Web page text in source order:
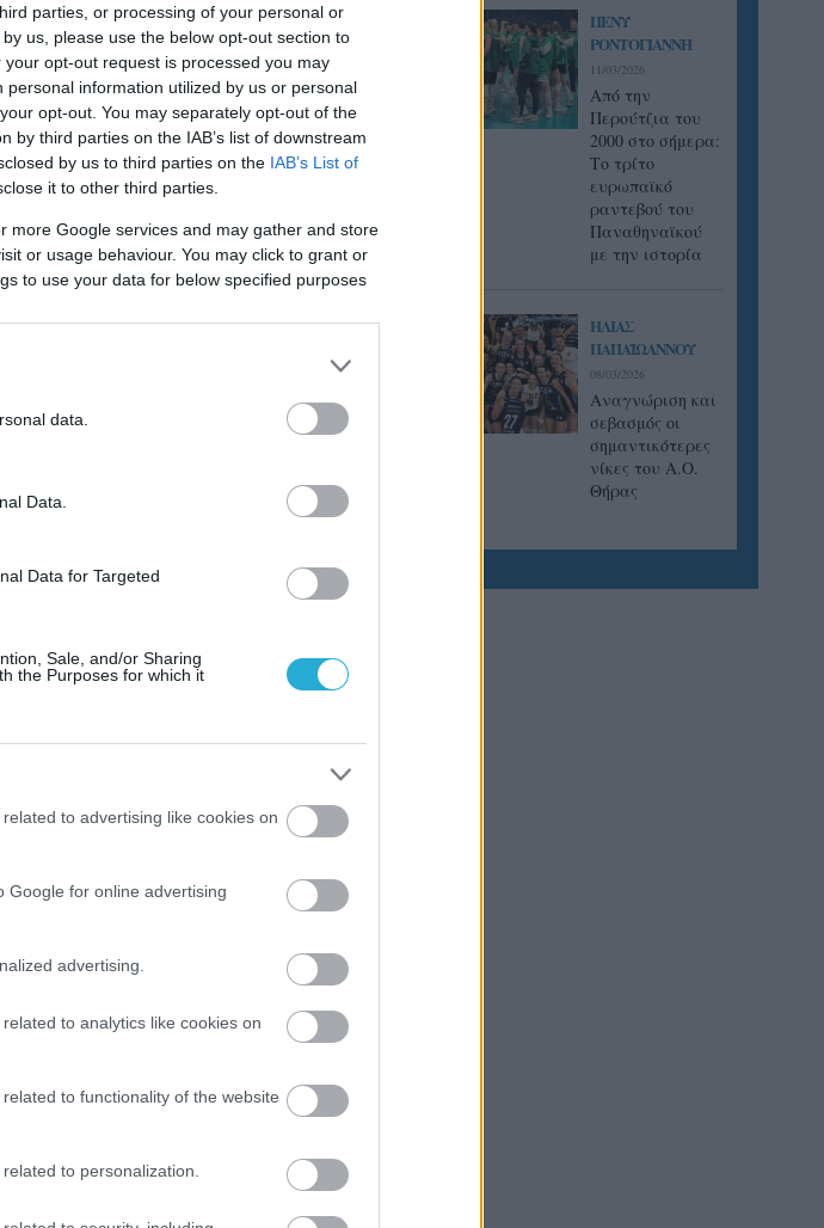
parties, or processing of your personal or
us, please use the below opt-out section to
opt-out request is processed you may
information utilized by us or personal
opt-out. You may separately opt-out of the
by third parties on the IAB’s list of downstream
by us to third parties on the IAB’s List of
it to other third parties.
more Google services and may gather and store
or usage behaviour. You may click to grant or
to use your data for below specified purposes
data.
Data.
Data for Targeted
Sale, and/or Sharing
the Purposes for which it
to advertising like cookies on
Google for online advertising
advertising.
to analytics like cookies on
to functionality of the website
to personalization.
ΠΕΝΥ
ΡΟΝΤΟΓΙΑΝΝΗ
11/03/2026
Από την
Περούτζια του
2000 στο σήμερα:
Tο τρίτο
ευρωπαϊκό
ραντεβού του
Παναθηναϊκού
με την ιστορία
ΗΛΙΑΣ
ΠΑΠΑΪΩΑΝΝΟΥ
08/03/2026
Αναγνώριση και
σεβασμός οι
σημαντικότερες
νίκες του Α.Ο.
Θήρας